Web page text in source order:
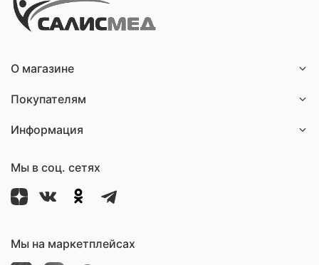
О магазине
Покупателям
Информация
Мы в соц. сетях
Мы на маркетплейсах